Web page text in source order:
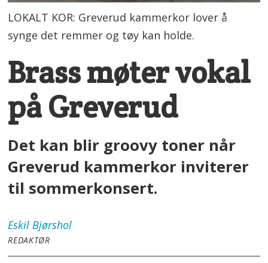
LOKALT KOR: Greverud kammerkor lover å
synge det remmer og tøy kan holde.
Brass møter vokal
på Greverud
Det kan blir groovy toner når
Greverud kammerkor inviterer
til sommerkonsert.
Eskil Bjørshol
REDAKTØR